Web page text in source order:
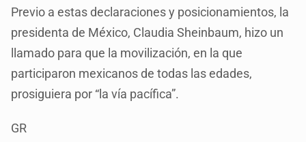
Previo a estas declaraciones y posicionamientos, la
presidenta de México, Claudia Sheinbaum, hizo un
llamado para que la movilización, en la que
participaron mexicanos de todas las edades,
prosiguiera por “la vía pacífica”.
GR